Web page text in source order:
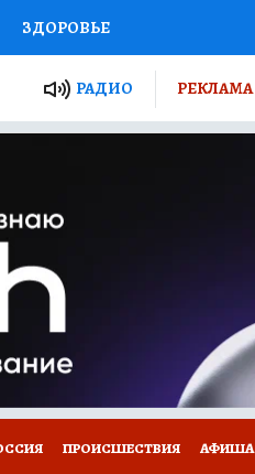
ЗДОРОВЬЕ
РОССИИ
ПУТЕВОДИТЕЛЬ
ПОТРЕБИТЕЛЯ
РАДИО РЕКЛАМА
ПРОИСШЕСТВИЯ АФИША